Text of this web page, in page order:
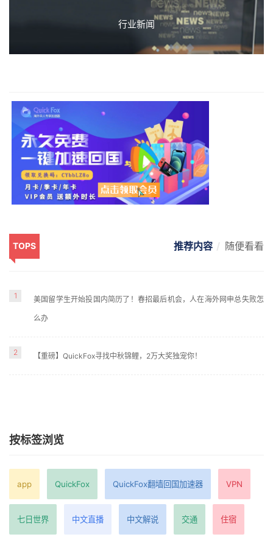
行业新闻
TOPS 推荐内容 随便看看
1 美国留学生开始投国内简历了！春招最后机会，人在海外网申总失败怎
么办
2 【重磅】QuickFox寻找中秋锦鲤，2万大奖独宠你！
按标签浏览
app QuickFox QuickFox翻墙回国加速器 VPN
七日世界 中文直播 中文解说 交通 住宿